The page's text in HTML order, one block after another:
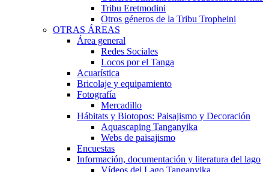
Tribu Eretmodini
Otros géneros de la Tribu Tropheini
OTRAS ÁREAS
Área general
Redes Sociales
Locos por el Tanga
Acuarística
Bricolaje y equipamiento
Fotografía
Mercadillo
Hábitats y Biotopos: Paisajismo y Decoración
Aquascaping Tanganyika
Webs de paisajismo
Encuestas
Información, documentación y literatura del lago